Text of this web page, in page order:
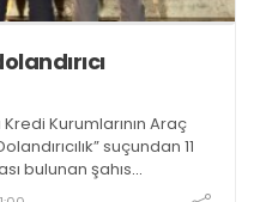
Kurumlarının Araç
suçundan 11
bulunan şahıs